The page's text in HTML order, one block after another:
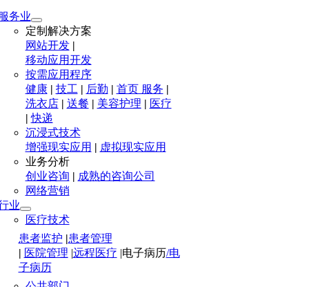
务业
定制解决方案
网站开发|
移动应用开发
按需应用程序
健康| 技工| 后勤 | 首页 服务 |
洗衣店 | 送餐 | 美容护理 | 医疗
|快递
沉浸式技术
增强现实应用 | 虚拟现实应用
业务分析
创业咨询 | 成熟的咨询公司
网络营销
业
医疗技术
患者监护 |患者管理
| 医院管理 |远程医疗 |电子病历/电
子病历